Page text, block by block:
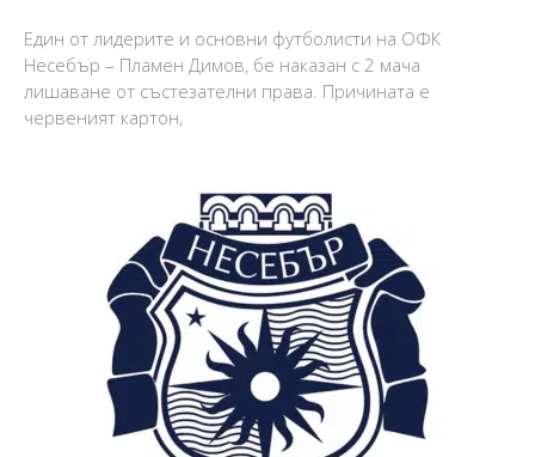
Един от лидерите и основни футболисти на ОФК
Несебър – Пламен Димов, бе наказан с 2 мача
лишаване от състезателни права. Причината е
червеният картон,